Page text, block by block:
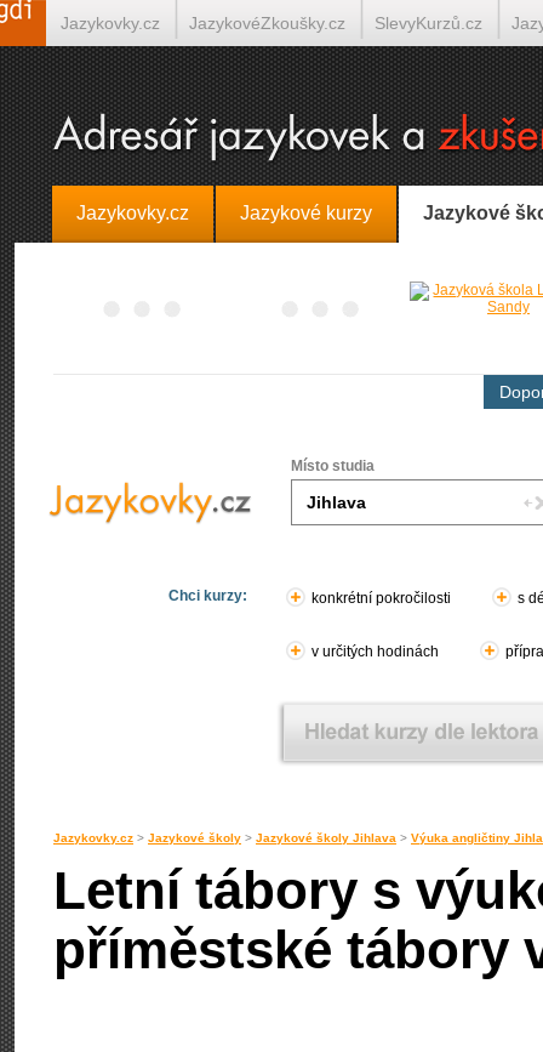
Jazykovky.cz Jazykové kurzy Jazykové
Místo studia
Chci kurzy: konkrétní pokročilosti s
v určitých hodinách
Jazykovky.cz > Jazykové školy > Jazykové školy Jihlava > Výuka angličtiny
Letní tábory s
příměstské tábory
Jazykovky.cz JazykovéZkoušky.cz SlevyKurzů.cz
Španělština on-line Italština on-line Tlumočení-